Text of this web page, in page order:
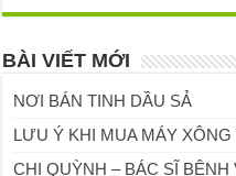
BÀI VIẾT MỚI
NƠI BÁN TINH DẦU SẢ
LƯU Ý KHI MUA MÁY XÔNG
CHỊ QUỲNH – BÁC SĨ